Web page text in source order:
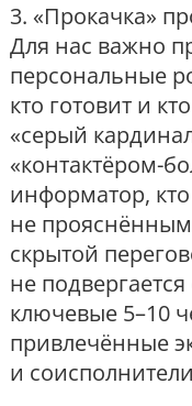
3. «Прокачка»
Для нас важно
персональные
кто готовит и
«серый
«контактёром-
информатор,
не
скрытой
не
ключевые 5–10
привлечённые
и